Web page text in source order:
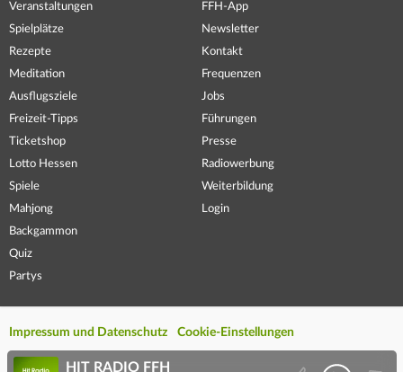
Veranstaltungen
Spielplätze
Rezepte
Meditation
Ausflugsziele
Freizeit-Tipps
Ticketshop
Lotto Hessen
Spiele
Mahjong
Backgammon
Quiz
Partys
FFH-App
Newsletter
Kontakt
Frequenzen
Jobs
Führungen
Presse
Radiowerbung
Weiterbildung
Login
Impressum und Datenschutz Cookie-Einstellungen
HIT RADIO FFH